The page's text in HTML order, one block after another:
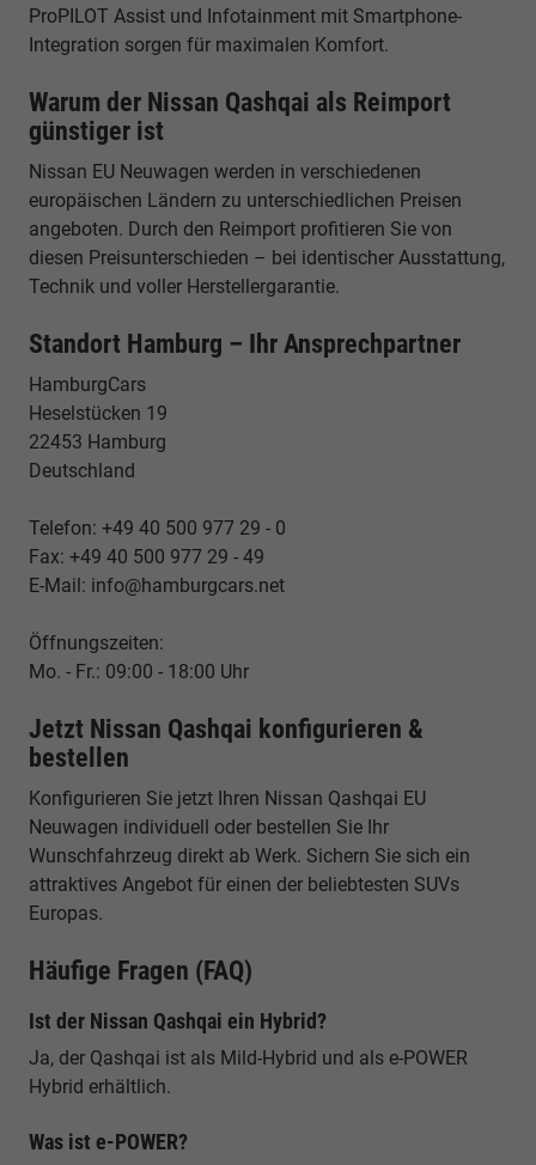
ProPILOT Assist und Infotainment mit Smartphone-
Integration sorgen für maximalen Komfort.
Warum der Nissan Qashqai als Reimport
günstiger ist
Nissan EU Neuwagen werden in verschiedenen
europäischen Ländern zu unterschiedlichen Preisen
angeboten. Durch den Reimport profitieren Sie von
diesen Preisunterschieden – bei identischer Ausstattung,
Technik und voller Herstellergarantie.
Standort Hamburg – Ihr Ansprechpartner
HamburgCars
Heselstücken 19
22453 Hamburg
Deutschland
Telefon: +49 40 500 977 29 - 0
Fax: +49 40 500 977 29 - 49
E-Mail: info@hamburgcars.net
Öffnungszeiten:
Mo. - Fr.: 09:00 - 18:00 Uhr
Jetzt Nissan Qashqai konfigurieren &
bestellen
Konfigurieren Sie jetzt Ihren Nissan Qashqai EU
Neuwagen individuell oder bestellen Sie Ihr
Wunschfahrzeug direkt ab Werk. Sichern Sie sich ein
attraktives Angebot für einen der beliebtesten SUVs
Europas.
Häufige Fragen (FAQ)
Ist der Nissan Qashqai ein Hybrid?
Ja, der Qashqai ist als Mild-Hybrid und als e-POWER
Hybrid erhältlich.
Was ist e-POWER?